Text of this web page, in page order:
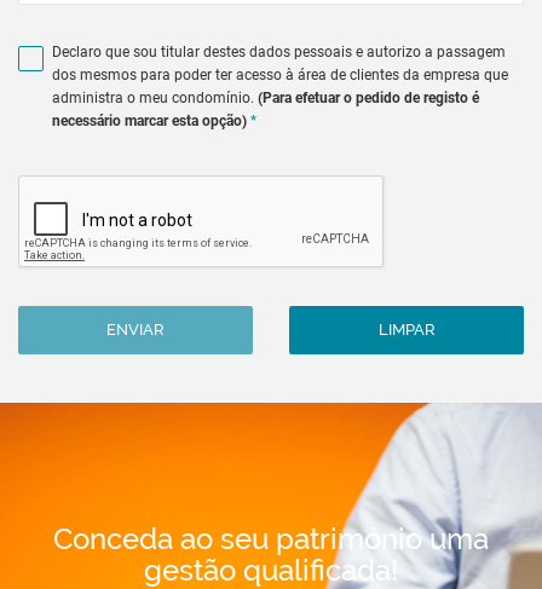
Declaro que sou titular destes dados pessoais e autorizo a passagem
dos mesmos para poder ter acesso à área de clientes da empresa que
administra o meu condomínio. (Para efetuar o pedido de registo é
necessário marcar esta opção) *
ENVIAR LIMPAR
Conceda ao seu património uma
gestão qualificada!